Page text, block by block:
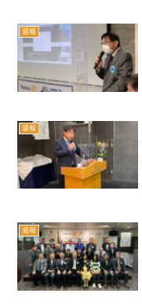
週報
週報
週報